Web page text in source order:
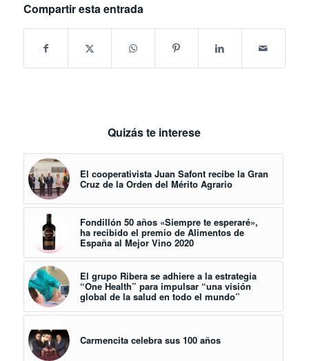
Compartir esta entrada
Quizás te interese
El cooperativista Juan Safont recibe la Gran
Cruz de la Orden del Mérito Agrario
Fondillón 50 años «Siempre te esperaré»,
ha recibido el premio de Alimentos de
España al Mejor Vino 2020
El grupo Ribera se adhiere a la estrategia
“One Health” para impulsar “una visión
global de la salud en todo el mundo”
Carmencita celebra sus 100 años